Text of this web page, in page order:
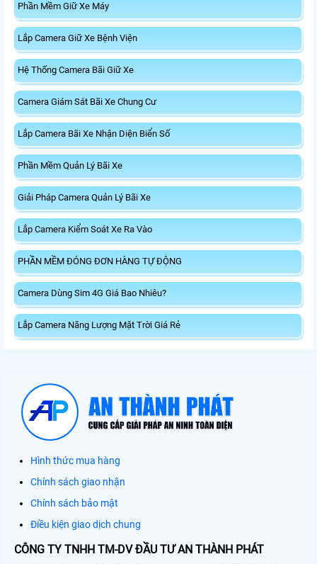
Phần Mềm Giữ Xe Máy
Lắp Camera Giữ Xe Bệnh Viện
Hệ Thống Camera Bãi Giữ Xe
Camera Giám Sát Bãi Xe Chung Cư
Lắp Camera Bãi Xe Nhận Diện Biển Số
Phần Mềm Quản Lý Bãi Xe
Giải Pháp Camera Quản Lý Bãi Xe
Lắp Camera Kiểm Soát Xe Ra Vào
PHẦN MỀM ĐÓNG ĐƠN HÀNG TỰ ĐỘNG
Camera Dùng Sim 4G Giá Bao Nhiêu?
Lắp Camera Năng Lượng Mặt Trời Giá Rẻ
Hình thức mua hàng
Chính sách giao nhận
Chính sách bảo mật
Điều kiện giao dịch chung
CÔNG TY TNHH TM-DV ĐẦU TƯ AN THÀNH PHÁT